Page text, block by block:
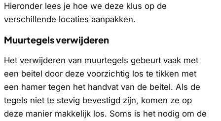
Hieronder lees je hoe we deze klus op de
verschillende locaties aanpakken.
Muurtegels verwijderen
Het verwijderen van muurtegels gebeurt vaak met
een beitel door deze voorzichtig los te tikken met
een hamer tegen het handvat van de beitel. Als de
tegels niet te stevig bevestigd zijn, komen ze op
deze manier makkelijk los. Soms is het nodig om de